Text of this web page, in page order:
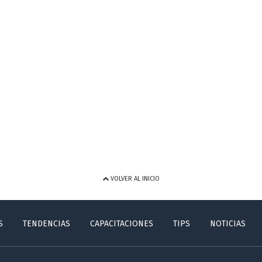
VOLVER AL INICIO
TENDENCIAS CAPACITACIONES TIPS NOTICIAS